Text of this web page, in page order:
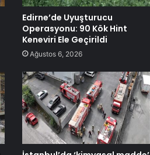
Edirne’de Uyuşturucu
Operasyonu: 90 Kök Hint
Keneviri Ele Geçirildi
Ağustos 6, 2026